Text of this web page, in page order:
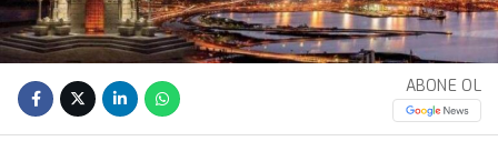
ABONE OL